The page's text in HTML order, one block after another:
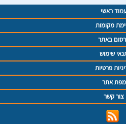
ראשי
מקומות
באתר
שימוש
פרטיות
מפת אתר
צור קשר